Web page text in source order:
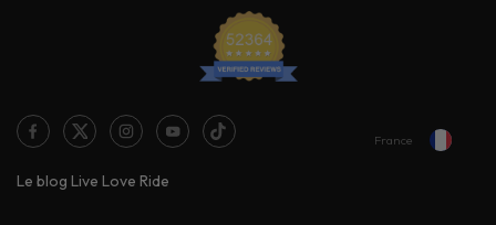
Le blog Live Love Ride
France